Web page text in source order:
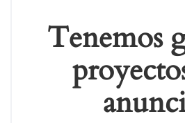
Tenemos